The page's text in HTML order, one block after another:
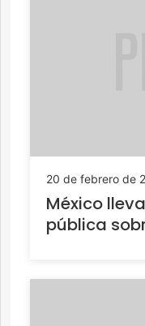
20 de febrero de
México
pública